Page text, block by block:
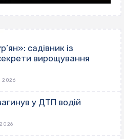
садівник із
вирощування
2026
у ДТП водій